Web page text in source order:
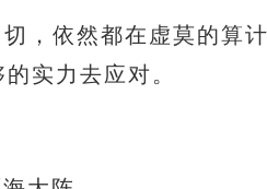
，依然都在虚莫的算
实力去应对。